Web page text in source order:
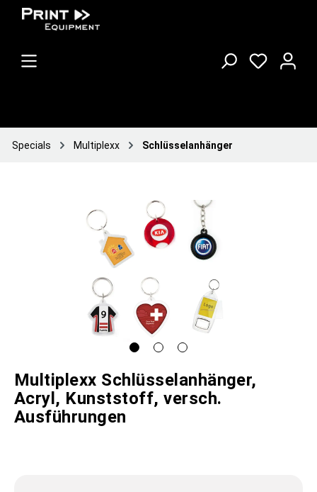
Specials Multiplexx Schlüsselanhänger
Multiplexx Schlüsselanhänger,
Acryl, Kunststoff, versch.
Ausführungen